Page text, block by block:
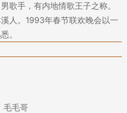
歌手，有内地情歌王子之称。
人。1993年春节联欢晚会以一
。
毛毛哥